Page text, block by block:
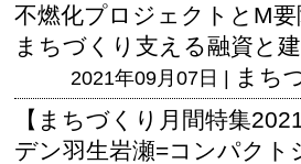
不燃化プロジェクトとM要
まちづくり支える融資と
2021年09月07日 | まち
【まちづくり月間特集
デン羽生岩瀬=コンパクト